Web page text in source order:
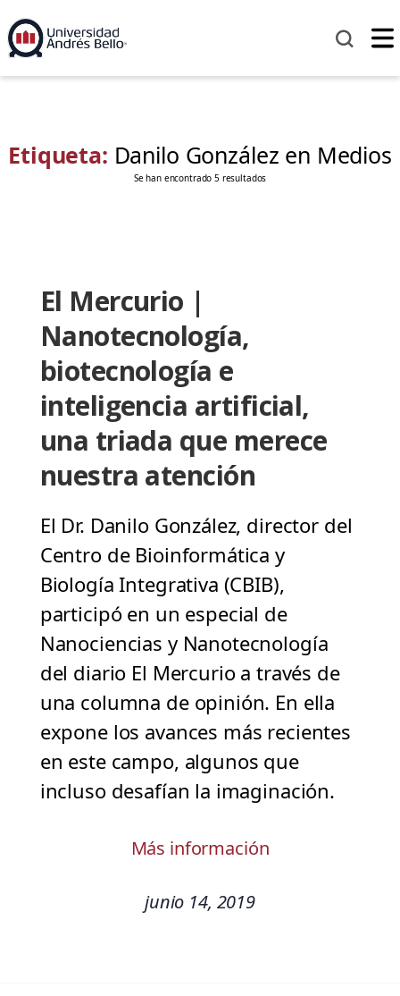
Etiqueta: Danilo González en Medios
Se han encontrado 5 resultados
El Mercurio |
Nanotecnología,
biotecnología e
inteligencia artificial,
una triada que merece
nuestra atención
El Dr. Danilo González, director del
Centro de Bioinformática y
Biología Integrativa (CBIB),
participó en un especial de
Nanociencias y Nanotecnología
del diario El Mercurio a través de
una columna de opinión. En ella
expone los avances más recientes
en este campo, algunos que
incluso desafían la imaginación.
Más información
junio 14, 2019